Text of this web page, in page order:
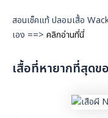
สอนเช็คแท้ ปลอมเสื้อ
เอง ==> คลิกอ่านที่นี่
เสื้อที่หายากที่สุด